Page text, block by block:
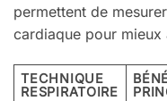
permettent de
cardiaque pour mieux
TECHNIQUE
RESPIRATOIRE